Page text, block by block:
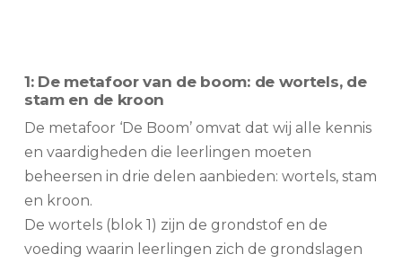
1: De metafoor van de boom: de wortels, de
stam en de kroon
De metafoor ‘De Boom’ omvat dat wij alle kennis
en vaardigheden die leerlingen moeten
beheersen in drie delen aanbieden: wortels, stam
en kroon.
De wortels (blok 1) zijn de grondstof en de
voeding waarin leerlingen zich de grondslagen